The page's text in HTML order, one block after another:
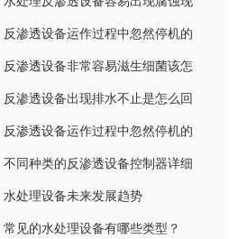
象该怎么办呢？
反渗透设备运作过程中忽然停机的
实际原因
反渗透设备非常容易滋生细菌该怎
么办?
反渗透设备出现排水不止是怎么回
事？
反渗透设备运作过程中忽然停机的
原因
不同种类的反渗透设备控制器详细
应用
水处理设备未来发展趋势
常见的水处理设备有哪些类型？